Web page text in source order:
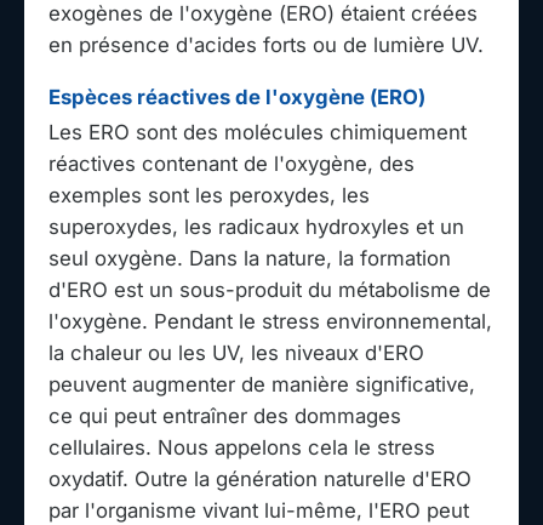
exogènes de l'oxygène (ERO) étaient créées
en présence d'acides forts ou de lumière UV.
Espèces réactives de l'oxygène (ERO)
Les ERO sont des molécules chimiquement
réactives contenant de l'oxygène, des
exemples sont les peroxydes, les
superoxydes, les radicaux hydroxyles et un
seul oxygène. Dans la nature, la formation
d'ERO est un sous-produit du métabolisme de
l'oxygène. Pendant le stress environnemental,
la chaleur ou les UV, les niveaux d'ERO
peuvent augmenter de manière significative,
ce qui peut entraîner des dommages
cellulaires. Nous appelons cela le stress
oxydatif. Outre la génération naturelle d'ERO
par l'organisme vivant lui-même, l'ERO peut